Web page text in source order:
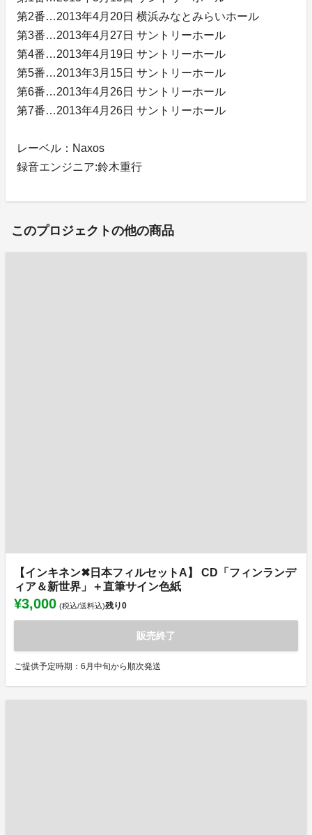
第2番…2013年4月20日 横浜みなとみらいホール
第3番…2013年4月27日 サントリーホール
第4番…2013年4月19日 サントリーホール
第5番…2013年3月15日 サントリーホール
第6番…2013年4月26日 サントリーホール
第7番…2013年4月26日 サントリーホール
レーベル：Naxos
録音エンジニア:鈴木重行
このプロジェクトの他の商品
【インキネン✖日本フィルセットA】 CD「フィンランデ
ィア＆新世界」＋直筆サイン色紙
¥3,000 (税込/送料込)残り0
販売終了
ご提供予定時期：6月中旬から順次発送